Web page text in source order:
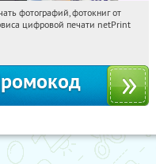
09:44:54 Получили:
фотографий, фотокниг от
цифровой печати netPrint